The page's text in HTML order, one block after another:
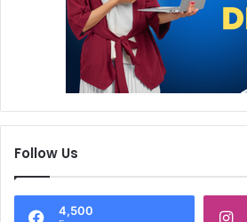
Follow Us
4,500